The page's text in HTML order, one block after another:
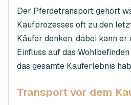
Der Pferdetransport gehört
Kaufprozesses oft zu den
Käufer denken, dabei kann
Einfluss auf das
das gesamte Kauferlebnis
Transport vor dem